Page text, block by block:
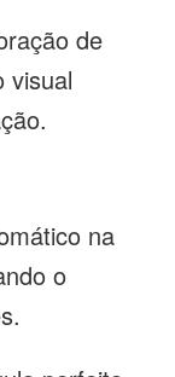
de
visual
na
o